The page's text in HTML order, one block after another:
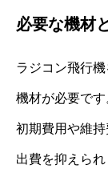
必要な機材
ラジコン飛行
機材が必要です
初期費用や維
出費を抑えられ